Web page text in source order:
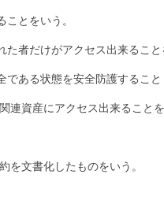
とをいう。
者だけがアクセス出来ること
ある状態を安全防護すること
資産にアクセス出来ることを
を文書化したものをいう。